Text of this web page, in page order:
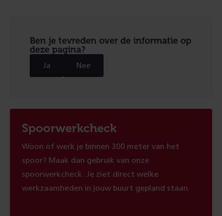
Ben je tevreden over de informatie op
deze pagina?
Ja Nee
Spoorwerkcheck
Woon of werk je binnen 300 meter van het
spoor? Maak dan gebruik van onze
spoorwerkcheck. Je ziet direct welke
werkzaamheden in jouw buurt gepland staan.